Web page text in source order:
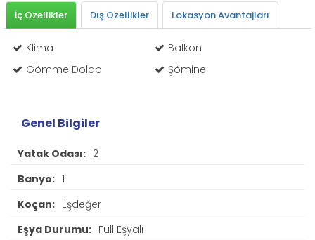
İç Özellikler Dış Özellikler Lokasyon Avantajları
Klima
Balkon
Gömme Dolap
Şömine
Genel Bilgiler
Yatak Odası: 2
Banyo: 1
Koçan: Eşdeğer
Eşya Durumu: Full Eşyalı